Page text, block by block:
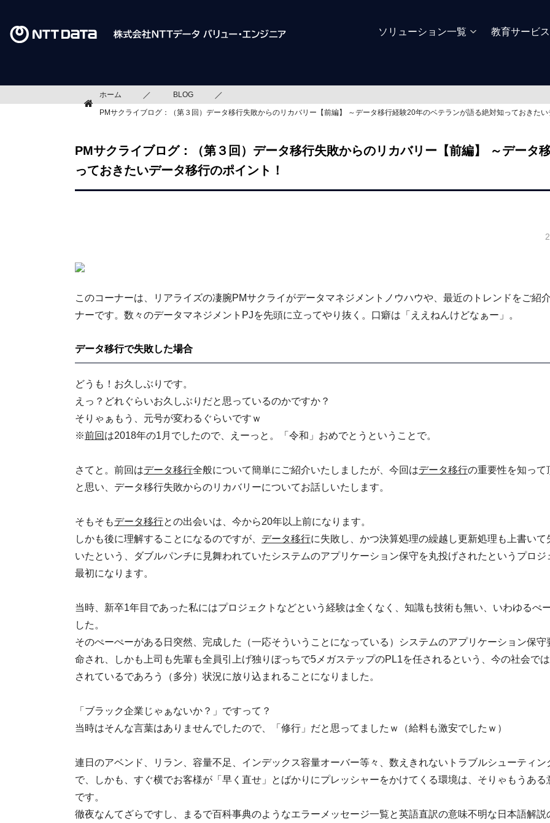
ソリューション一覧 教育サービス
ホーム BLOG
PMサクライブログ：（第３回）データ移行失敗からのリカバリー【前編】 ～データ移行経験20年のベテランが語る絶対知っておきたい
PMサクライブログ：（第３回）データ移行失敗からのリカバリー【前編】 ～データ
っておきたいデータ移行のポイント！
このコーナーは、リアライズの凄腕PMサクライがデータマネジメントノウハウや、最近のトレンドをご紹
ナーです。数々のデータマネジメントPJを先頭に立ってやり抜く。口癖は「ええねんけどなぁー」。
データ移行で失敗した場合
どうも！お久しぶりです。
えっ？どれぐらいお久しぶりだと思っているのかですか？
そりゃぁもう、元号が変わるぐらいですｗ
※前回 は2018年の1月でしたので、えーっと。「令和」おめでとうということで。
さてと。前回はデータ移行全般について簡単にご紹介いたしましたが、今回はデータ移行の重要性を知って
と思い、データ移行失敗からのリカバリーについてお話しいたします。
そもそもデータ移行との出会いは、今から20年以上前になります。
しかも後に理解することになるのですが、 データ移行に失敗し、かつ決算処理の繰越し更新処理も上書いて
いたという、ダブルパンチに見舞われていたシステムのアプリケーション保守を丸投げされたというプロジ
最初になります。
当時、新卒1年目であった私にはプロジェクトなどという経験は全くなく、知識も技術も無い、いわゆるぺ
した。
そのぺーぺーがある日突然、完成した（一応そういうことになっている）システムのアプリケーション保守
命され、しかも上司も先輩も全員引上げ独りぼっちで5メガステップのPL1を任されるという、今の社会で
されているであろう（多分）状況に放り込まれることになりました。
「ブラック企業じゃぁないか？」ですって？
当時はそんな言葉はありませんでしたので、「修行」だと思ってましたｗ（給料も激安でしたｗ）
連日のアベンド、リラン、容量不足、インデックス容量オーバー等々、数えきれないトラブルシューティン
で、しかも、すぐ横でお客様が「早く直せ」とばかりにプレッシャーをかけてくる環境は、そりゃもうある
です。
徹夜なんてざらですし、まるで百科事典のようなエラーメッセージ一覧と英語直訳の意味不明な日本語解説